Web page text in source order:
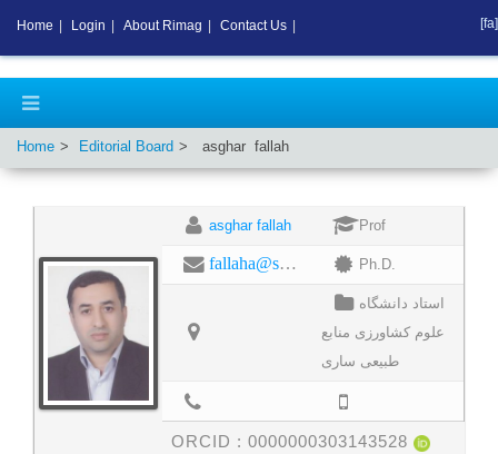
Home Editorial Board asghar fallah
asghar fallah Prof
fallaha@sanru.ac.it Ph.D.
علوم کشاورزی منابع
طبیعی ساری
ORCID : 0000000303143528
Home Login About Rimag Contact Us [fa]